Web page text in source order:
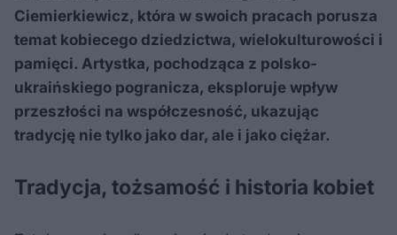
Ciemierkiewicz, która w swoich pracach porusza
temat kobiecego dziedzictwa, wielokulturowości i
pamięci. Artystka, pochodząca z polsko-
ukraińskiego pogranicza, eksploruje wpływ
przeszłości na współczesność, ukazując
tradycję nie tylko jako dar, ale i jako ciężar.
Tradycja, tożsamość i historia kobiet